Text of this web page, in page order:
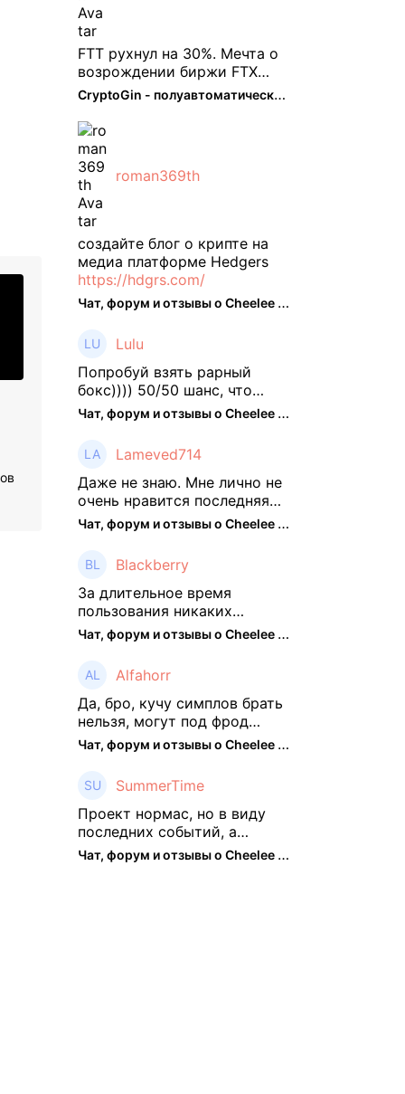
FTT рухнул на 30%. Мечта о
возрождении биржи FTX
испаряется, вызывая
массовую распродажу ее
собственного токена FTT. По
словам Кайко , 5 февраля
FTT, ныне бесполезная ...
CryptoGin - полуавтоматический ...
roman369th
создайте блог о крипте на
медиа платформе Hedgers
https://hdgrs.com/
Чат, форум и отзывы о Cheelee (CHEELEE) - The Hedger
Lulu
Попробуй взять рарный
бокс)))) 50/50 шанс, что
выпадут рарки, только если
брать будешь, отпиши потом
Чат, форум и отзывы о Cheelee (CHEELEE) - The Hedger
Lameved714
Даже не знаю. Мне лично не
очень нравится последняя
обнова. Благо у меня айфон
и базовые механики
тронуты. То есть нет
автоматической прокачки
как у ...
Чат, форум и отзывы о Cheelee (CHEELEE) - The Hedger
Blackberry
За длительное время
пользования никаких
нареканий работу проекта у
меня не было, но в
месяцев как то его
подзабросил (было много
изменений, решил отси ...
Чат, форум и отзывы о Cheelee (CHEELEE) - The Hedger
Alfahorr
Да, бро, кучу симплов брать
нельзя, могут под фрод
замести Я пока на 2 парах +
старты, полет нормальный🤓
👌🏻
Чат, форум и отзывы о Cheelee (CHEELEE) - The Hedger
SummerTime
Проект нормас, но в виду
последних событий, а
именно труднодоступности
рарок, придется теперь
Чат, форум и отзывы о Cheelee (CHEELEE) - The Hedger